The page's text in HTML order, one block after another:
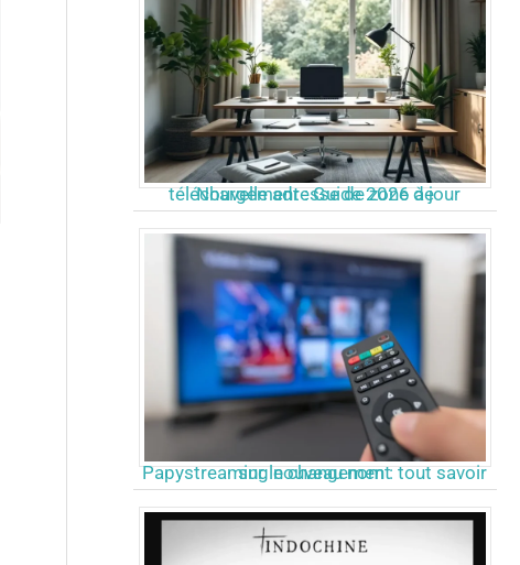
Nouvelle adresse de zone de téléchargement : Guide 2026 à jour
Papystreaming nouveau nom : tout savoir sur le changement